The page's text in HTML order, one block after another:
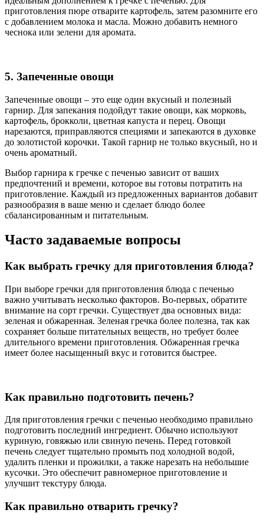
приготовления пюре отварите картофель, затем разомните его
с добавлением молока и масла. Можно добавить немного
чеснока или зелени для аромата.
5. Запеченные овощи
Запеченные овощи – это еще один вкусный и полезный
гарнир. Для запекания подойдут такие овощи, как морковь,
картофель, брокколи, цветная капуста и перец. Овощи
нарезаются, приправляются специями и запекаются в духовке
до золотистой корочки. Такой гарнир не только вкусный, но и
очень ароматный.
Выбор гарнира к гречке с печенью зависит от ваших
предпочтений и времени, которое вы готовы потратить на
приготовление. Каждый из предложенных вариантов добавит
разнообразия в ваше меню и сделает блюдо более
сбалансированным и питательным.
Часто задаваемые вопросы
Как выбрать гречку для приготовления блюда?
При выборе гречки для приготовления блюда с печенью
важно учитывать несколько факторов. Во-первых, обратите
внимание на сорт гречки. Существует два основных вида:
зеленая и обжаренная. Зеленая гречка более полезна, так как
сохраняет больше питательных веществ, но требует более
длительного времени приготовления. Обжаренная гречка
имеет более насыщенный вкус и готовится быстрее.
Как правильно подготовить печень?
Для приготовления гречки с печенью необходимо правильно
подготовить последний ингредиент. Обычно используют
куриную, говяжью или свиную печень. Перед готовкой
печень следует тщательно промыть под холодной водой,
удалить пленки и прожилки, а также нарезать на небольшие
кусочки. Это обеспечит равномерное приготовление и
улучшит текстуру блюда.
Как правильно отварить гречку?